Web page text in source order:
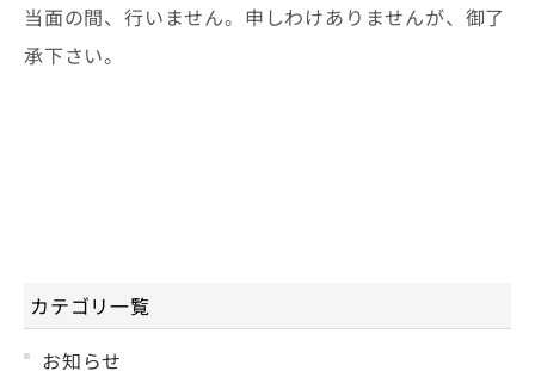
当面の間、行いません。申しわけありませんが、御了
承下さい。
カテゴリ一覧
お知らせ